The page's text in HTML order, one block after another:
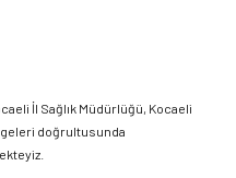
İl Sağlık Müdürlüğü, Kocaeli
doğrultusunda